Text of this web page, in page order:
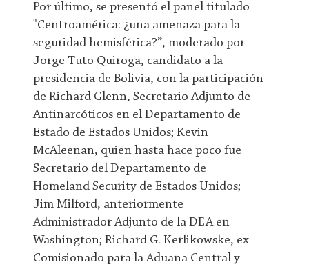
Por último, se presentó el panel titulado
"Centroamérica: ¿una amenaza para la
seguridad hemisférica?”, moderado por
Jorge Tuto Quiroga, candidato a la
presidencia de Bolivia, con la participación
de Richard Glenn, Secretario Adjunto de
Antinarcóticos en el Departamento de
Estado de Estados Unidos; Kevin
McAleenan, quien hasta hace poco fue
Secretario del Departamento de
Homeland Security de Estados Unidos;
Jim Milford, anteriormente
Administrador Adjunto de la DEA en
Washington; Richard G. Kerlikowske, ex
Comisionado para la Aduana Central y